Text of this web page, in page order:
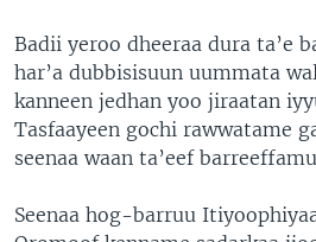
Badii yeroo dheeraa dura ta’e
har’a dubbisisuun uummata
kanneen jedhan yoo jiraatan
Tasfaayeen gochi rawwatame
seenaa waan ta’eef
Seenaa hog-barruu